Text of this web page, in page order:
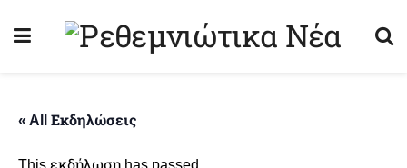
« All Εκδηλώσεις
This εκδήλωση has passed.